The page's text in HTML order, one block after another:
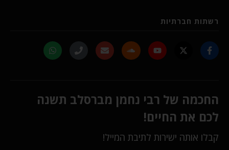
רשתות חברתיות
החכמה של רבי נחמן מברסלב תשנה
לכם את החיים!
קבלו אותה ישירות לתיבת המייל!